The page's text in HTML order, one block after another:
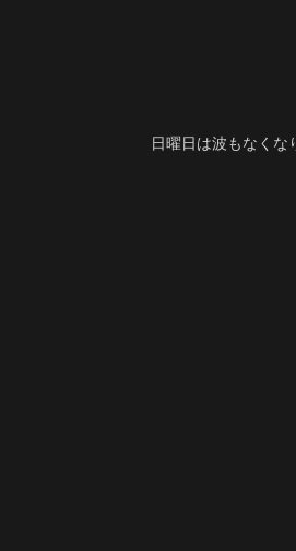
日曜日は波もなくな